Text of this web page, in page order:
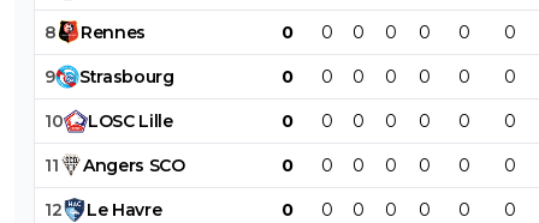
8 Rennes 0 0 0 0 0 0 0
9 Strasbourg 0 0 0 0 0 0 0
10 LOSC Lille 0 0 0 0 0 0 0
11 Angers SCO 0 0 0 0 0 0 0
12 Le Havre 0 0 0 0 0 0 0